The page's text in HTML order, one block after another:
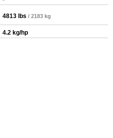
4813 lbs / 2183 kg
4.2 kg/hp